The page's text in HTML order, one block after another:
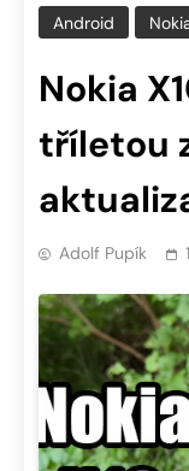
Android
Nokia
tříletou
Adolf Pupík